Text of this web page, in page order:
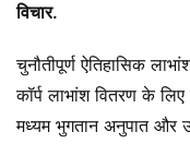
विचार.
चुनौतीपूर्ण ऐतिहासिक
कॉर्प लाभांश वितरण के
मध्यम भुगतान अनुपात और